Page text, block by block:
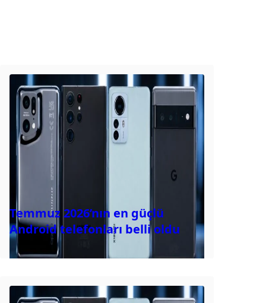
Temmuz 2026’nın en güçlü
Android telefonları belli oldu